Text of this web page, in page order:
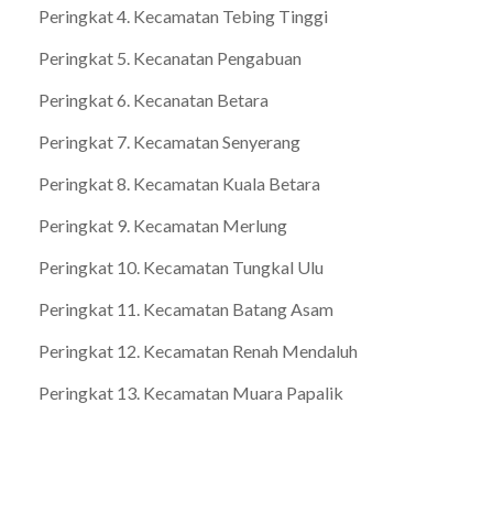
Peringkat 4. Kecamatan Tebing Tinggi
Peringkat 5. Kecanatan Pengabuan
Peringkat 6. Kecanatan Betara
Peringkat 7. Kecamatan Senyerang
Peringkat 8. Kecamatan Kuala Betara
Peringkat 9. Kecamatan Merlung
Peringkat 10. Kecamatan Tungkal Ulu
Peringkat 11. Kecamatan Batang Asam
Peringkat 12. Kecamatan Renah Mendaluh
Peringkat 13. Kecamatan Muara Papalik